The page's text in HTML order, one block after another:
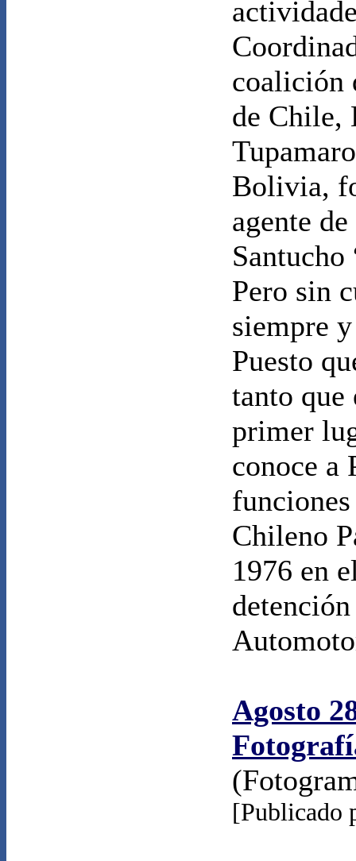
coalición
de Chile,
Bolivia,
agente
Pero sin
siempre
Puesto
tanto que
primer
conoce
Chileno
1976 en
Agosto
[Publicado